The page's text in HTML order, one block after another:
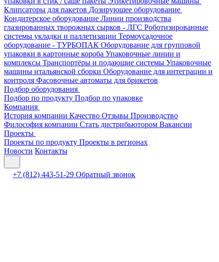
Клипсаторы для пакетов Дозирующее оборудование
Кондитерское оборудование Линии производства
глазированных творожных сырков - ЛГС Роботизированные
системы укладки и паллетизации Термоусадочное
оборудование - ТУРБОПАК Оборудование для групповой
упаковки в картонные короба Упаковочные линии и
комплексы Транспортёры и подающие системы Упаковочные
машины итальянской сборки Оборудование для интеграции и
контроля Фасовочные автоматы для брикетов
Подбор оборудования
Подбор по продукту Подбор по упаковке
Компания
История компании Качество Отзывы Производство
Философия компании Стать дистрибьютором Вакансии
Проекты
Проекты по продукту Проекты в регионах
Новости Контакты
+7 (812) 443-51-29 Обратный звонок